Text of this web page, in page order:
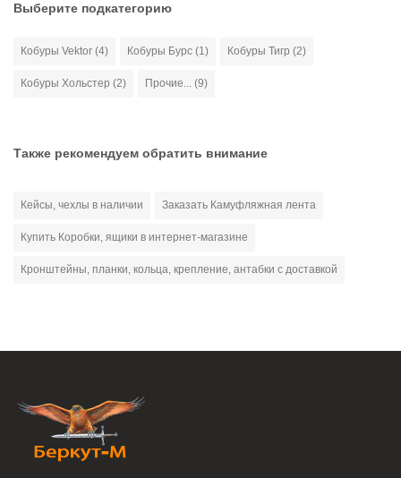
Выберите подкатегорию
Кобуры Vektor (4) Кобуры Бурс (1) Кобуры Тигр (2)
Кобуры Хольстер (2) Прочие... (9)
Также рекомендуем обратить внимание
Кейсы, чехлы в наличии Заказать Камуфляжная лента
Купить Коробки, ящики в интернет-магазине
Кронштейны, планки, кольца, крепление, антабки с доставкой